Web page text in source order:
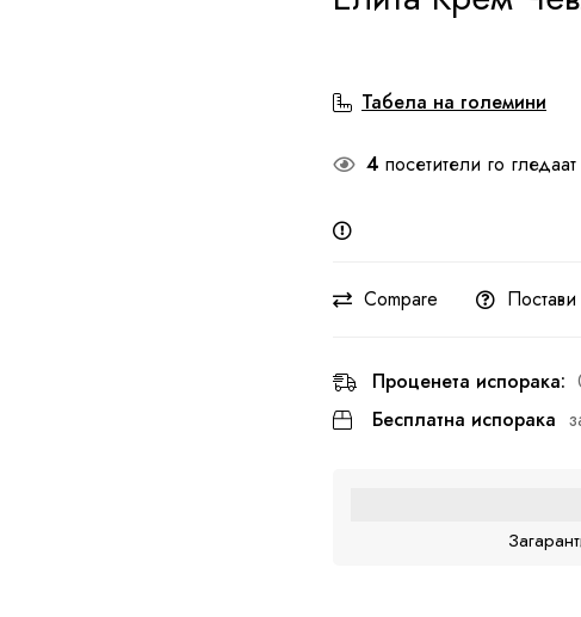
Табела на големини
4 посетители го
Compare
Проценета испорака:
Бесплатна испорака